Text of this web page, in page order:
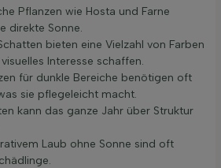
Pflanzen wie Hosta und Farne
direkte Sonne.
bieten eine Vielzahl von Farben
Interesse schaffen.
für dunkle Bereiche benötigen oft
sie pflegeleicht macht.
kann das ganze Jahr über Struktur
Laub ohne Sonne sind oft